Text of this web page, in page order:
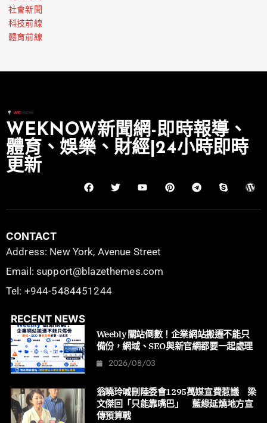
社會新聞
科技前線
體育前線
WEKNOW新聞網-即時報導、
體育、娛樂、財經|24小時即時
更新
CONTACT
Address: New York, Avenue Street
Email: support@blazethemes.com
Tel: +944-5484451244
RECENT NEWS
Weebly 關站倒數！企業網站搬遷不能只
備份，網域、SEO與新官網都要一起處理
2026/08/03
翁曉玲喊刪陸委會1295萬媒宣費惹議 梁
文傑回「只能靠嘴巴」 藍綠延燒地方宣
傳預算戰